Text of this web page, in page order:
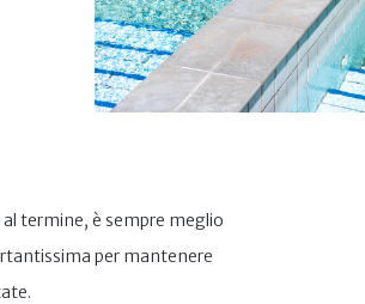
termine, è sempre meglio
per mantenere